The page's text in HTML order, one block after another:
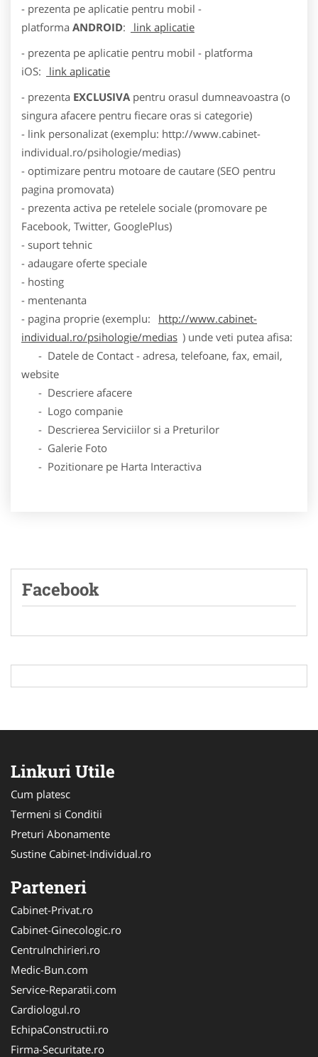
- prezenta pe aplicatie pentru mobil -
platforma ANDROID:
link aplicatie
- prezenta pe aplicatie pentru mobil - platforma
iOS:
link aplicatie
- prezenta EXCLUSIVA pentru orasul dumneavoastra (o
singura afacere pentru fiecare oras si categorie)
- link personalizat (exemplu: http://www.cabinet-
individual.ro/psihologie/medias)
- optimizare pentru motoare de cautare (SEO pentru
pagina promovata)
- prezenta activa pe retelele sociale (promovare pe
Facebook, Twitter, GooglePlus)
- suport tehnic
- adaugare oferte speciale
- hosting
- mentenanta
- pagina proprie (exemplu:
http://www.cabinet-
individual.ro/psihologie/medias ) unde veti putea afisa:
- Datele de Contact - adresa, telefoane, fax, email,
website
- Descriere afacere
- Logo companie
- Descrierea Serviciilor si a Preturilor
- Galerie Foto
- Pozitionare pe Harta Interactiva
Facebook
Linkuri Utile
Cum platesc
Termeni si Conditii
Preturi Abonamente
Sustine Cabinet-Individual.ro
Parteneri
Cabinet-Privat.ro
Cabinet-Ginecologic.ro
CentruInchirieri.ro
Medic-Bun.com
Service-Reparatii.com
Cardiologul.ro
EchipaConstructii.ro
Firma-Securitate.ro